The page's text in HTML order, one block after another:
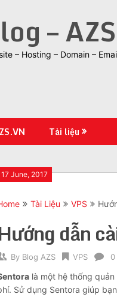
–
– Hosting – Domain –
Tài liệu
17 June, 2017
Tài Liệu VPS
dẫn
By Blog AZS VPS 0
là một hệ thống
Sử dụng Sentora giúp